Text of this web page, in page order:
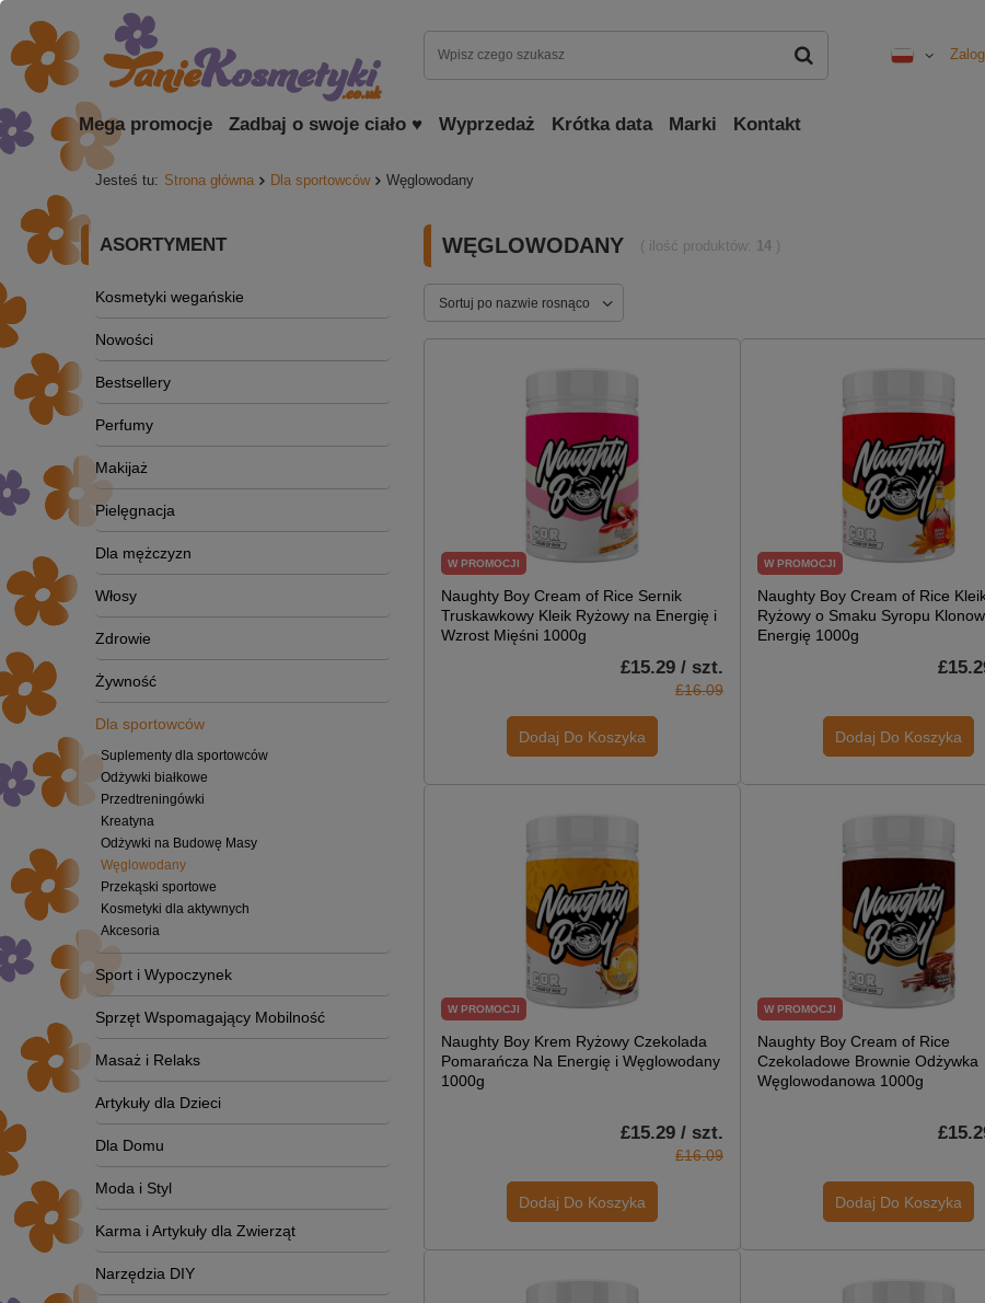
Mega promocje Zadbaj o swoje ciało ♥ Wyprzedaż Krótka data Marki Kontakt
Jesteś tu: Strona główna Dla sportowców Węglowodany
ASORTYMENT
Kosmetyki wegańskie
Nowości
Bestsellery
Perfumy
Makijaż
Pielęgnacja
Dla mężczyzn
Włosy
Zdrowie
Żywność
Dla sportowców
Suplementy dla sportowców
Odżywki białkowe
Przedtreningówki
Kreatyna
Odżywki na Budowę Masy
Węglowodany
Przekąski sportowe
Kosmetyki dla aktywnych
Akcesoria
Sport i Wypoczynek
Sprzęt Wspomagający Mobilność
Masaż i Relaks
Artykuły dla Dzieci
Dla Domu
Moda i Styl
Karma i Artykuły dla Zwierząt
Narzędzia DIY
WĘGLOWODANY ( ilość produktów: 14 )
Sortuj po nazwie rosnąco
W PROMOCJI
Naughty Boy Cream of Rice Sernik
Truskawkowy Kleik Ryżowy na Energię i
Wzrost Mięśni 1000g
£15.29 / szt.
£16.09
Dodaj Do Koszyka
W PROMOCJI
Naughty Boy Cream of Rice
Ryżowy o Smaku Syropu
Energię 1000g
Dodaj Do Koszyka
W PROMOCJI
Naughty Boy Krem Ryżowy Czekolada
Pomarańcza Na Energię i Węglowodany
1000g
£15.29 / szt.
£16.09
Dodaj Do Koszyka
W PROMOCJI
Naughty Boy Cream of Rice
Czekoladowe Brownie Odżywka
Węglowodanowa 1000g
Dodaj Do Koszyka